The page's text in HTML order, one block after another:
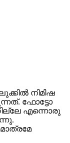
നിമിഷ
ഫോട്ടോ
എന്നൊരു